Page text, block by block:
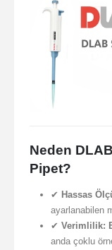
Neden
Pipet?
✔ Hassas
ayarlanabilen
✔ Verimlilik:
anda çoklu